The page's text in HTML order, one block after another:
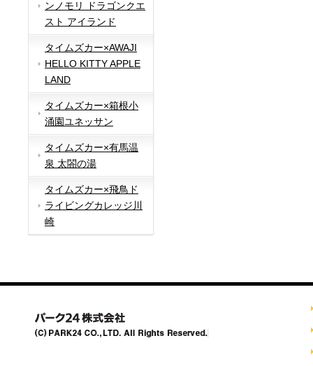
ンノモリ ドラゴンクエ
スト アイランド
タイムズカー×AWAJI
HELLO KITTY APPLE
LAND
タイムズカー×箱根小
涌園ユネッサン
タイムズカー×有馬温
泉 太閤の湯
タイムズカー×飛鳥ド
ライビングカレッジ川
崎